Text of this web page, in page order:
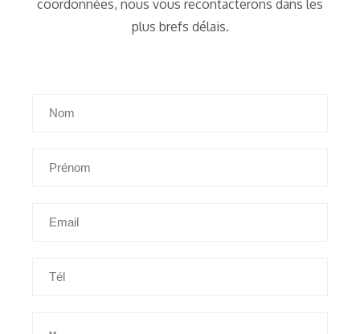
coordonnées, nous vous recontacterons dans les
plus brefs délais.